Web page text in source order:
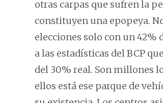
otras carpas que sufren la
constituyen una epopeya.
elecciones solo con un 42%
a las estadísticas del BCP
del 30% real. Son millones
ellos está ese parque de